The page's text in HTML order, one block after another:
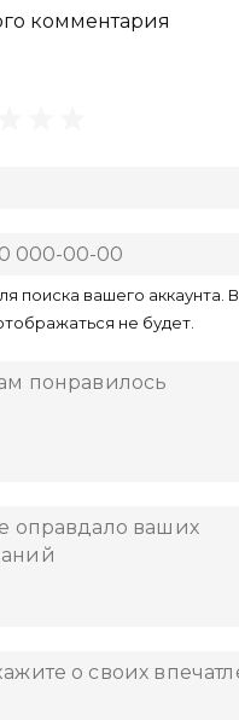
комментария
поиска вашего аккаунта. В
не будет.